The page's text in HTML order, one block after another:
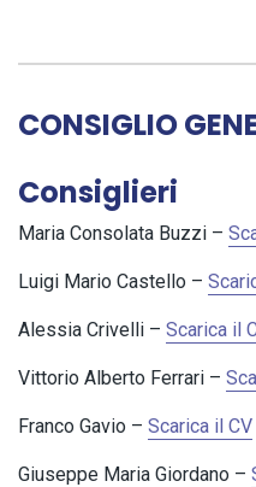
CONSIGLIO
Consiglieri
Maria Consolata Buzzi –
Luigi Mario Castello –
Alessia Crivelli – Scarica il
Vittorio Alberto Ferrari –
Franco Gavio – Scarica il CV
Giuseppe Maria Giordano –